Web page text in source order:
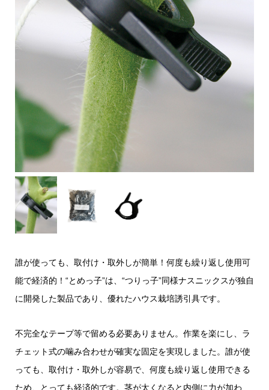
誰が使っても、取付け・取外しが簡単！何度も繰り返し使用可
能で経済的！“とめっ子”は、“つりっ子”同様ナスニックスが独自
に開発した製品であり、優れたハウス栽培誘引具です。
不完全なテープ等で留める必要ありません。作業を楽にし、ラ
チェット式の噛み合わせが確実な固定を実現しました。誰が使
っても、取付け・取外しが容易で、何度も繰り返し使用できる
ため、とっても経済的です。茎が太くなると内側に力が加わ